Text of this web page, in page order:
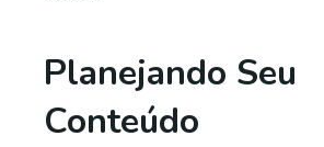
Planejando Seu
Conteúdo